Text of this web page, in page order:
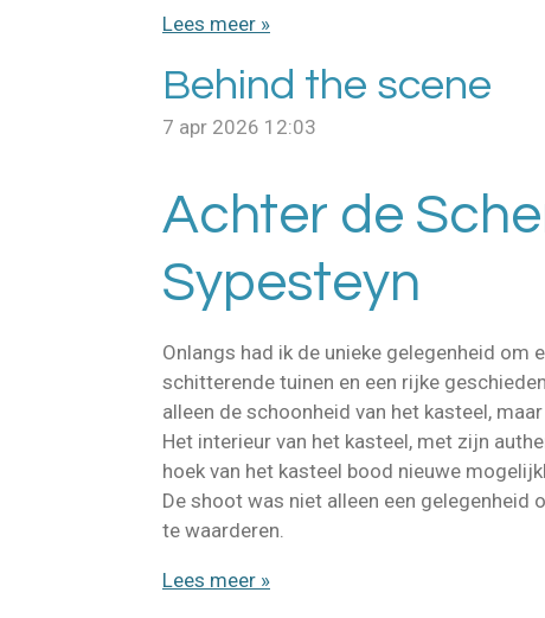
Lees meer »
Behind the scene
7 apr 2026 12:03
Achter de
Sypesteyn
Onlangs had ik de unieke gelegenheid
schitterende tuinen en een rijke
alleen de schoonheid van het kasteel,
Het interieur van het kasteel, met zijn
hoek van het kasteel bood nieuwe
De shoot was niet alleen een gelegenheid
te waarderen.
Lees meer »